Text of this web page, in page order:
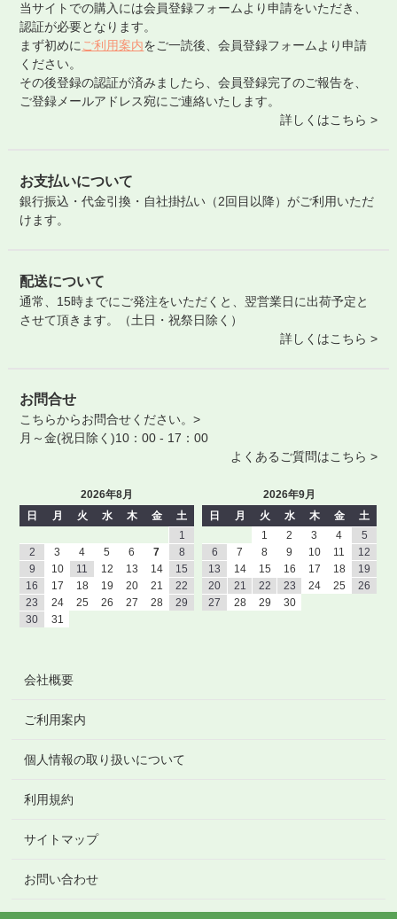
当サイトでの購入には会員登録フォームより申請をいただき、
認証が必要となります。
まず初めに ご利用案内をご一読後、会員登録フォームより申請
ください。
その後登録の認証が済みましたら、会員登録完了のご報告を、
ご登録メールアドレス宛にご連絡いたします。
詳しくはこちら >
お支払いについて
銀行振込・代金引換・自社掛払い（2回目以降）がご利用いただ
けます。
配送について
通常、15時までにご発注をいただくと、翌営業日に出荷予定と
させて頂きます。（土日・祝祭日除く）
詳しくはこちら >
お問合せ
こちらからお問合せください。>
月～金(祝日除く)10：00 - 17：00
よくあるご質問はこちら >
2026年8月
日
月 火 水 木 金
土
1
2
3 4 5 6 7
8
9
10 11 12 13 14
15
16
17 18 19 20 21
22
23
24 25 26 27 28
29
30
31
2026年9月
日
月 火 水 木 金
土
1
2 3 4
5
6
7 8 9 10 11
12
13
14 15 16 17 18
19
20
21 22 23 24 25
26
27
28 29 30
会社概要
ご利用案内
個人情報の取り扱いについて
利用規約
サイトマップ
お問い合わせ